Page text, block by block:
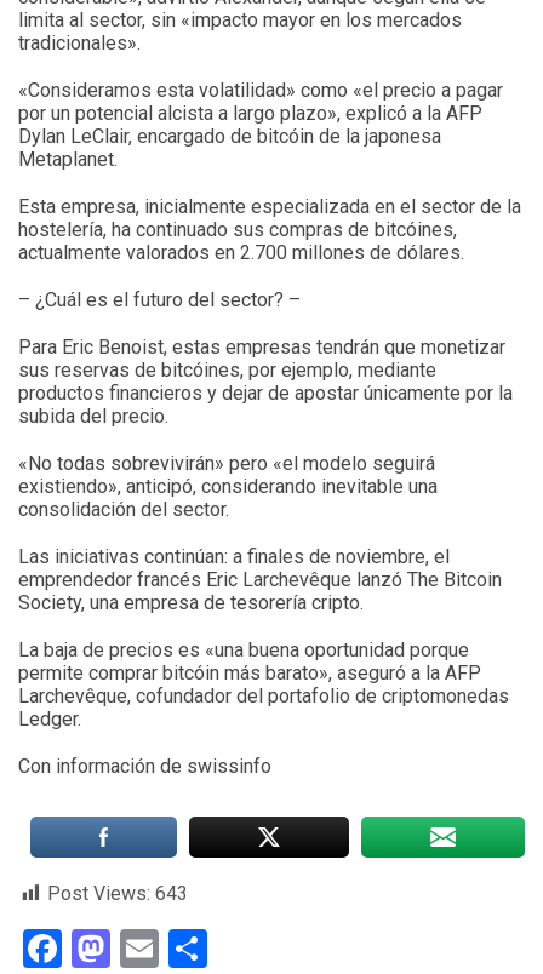
limita al sector, sin «impacto mayor en los mercados
tradicionales».
«Consideramos esta volatilidad» como «el precio a pagar
por un potencial alcista a largo plazo», explicó a la AFP
Dylan LeClair, encargado de bitcóin de la japonesa
Metaplanet.
Esta empresa, inicialmente especializada en el sector de la
hostelería, ha continuado sus compras de bitcóines,
actualmente valorados en 2.700 millones de dólares.
– ¿Cuál es el futuro del sector? –
Para Eric Benoist, estas empresas tendrán que monetizar
sus reservas de bitcóines, por ejemplo, mediante
productos financieros y dejar de apostar únicamente por la
subida del precio.
«No todas sobrevivirán» pero «el modelo seguirá
existiendo», anticipó, considerando inevitable una
consolidación del sector.
Las iniciativas continúan: a finales de noviembre, el
emprendedor francés Eric Larchevêque lanzó The Bitcoin
Society, una empresa de tesorería cripto.
La baja de precios es «una buena oportunidad porque
permite comprar bitcóin más barato», aseguró a la AFP
Larchevêque, cofundador del portafolio de criptomonedas
Ledger.
Con información de swissinfo
Post Views: 643
Facebook
Mastodon
Email